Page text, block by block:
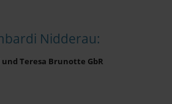
Nidderau:
Teresa Brunotte GbR